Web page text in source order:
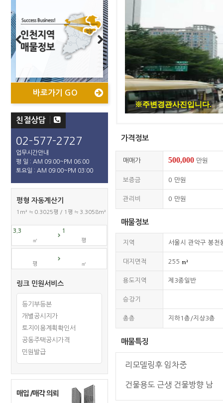
바로가기 GO
바로가기 GO
바로가기 GO
바로가기 GO
Previous Next
친절상담
02-577-2727
업무시간안내
평 일 : AM 09:00~PM 06:00
토요일 : AM 09:00~PM 03:00
평형 자동계산기
1m² ≒ 0.3025평 / 1평 ≒ 3.3058m²
㎡ 평
평 ㎡
링크 민원서비스
등기부등본
개별공시지가
토지이용계획확인서
공동주택공시가격
민원발급
※주변경관사진입니다.
가격정보
매매가 500,000 만원
보증금 0 만원
관리비 0 만원
매물정보
지역 서울시 관악구 봉
대지면적 255
용도지역 제3종일반
승강기
총층 지하1층/지상3층
매물특징
리모델링후 임차중
건물용도 근생 건물방향 남